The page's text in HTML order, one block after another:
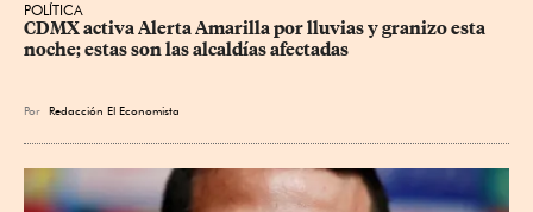
POLÍTICA
CDMX activa Alerta Amarilla por lluvias y granizo esta
noche; estas son las alcaldías afectadas
Por Redacción El Economista